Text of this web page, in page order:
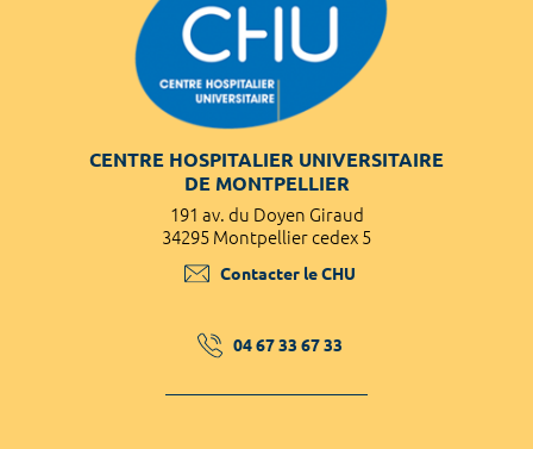
CENTRE HOSPITALIER UNIVERSITAIRE
DE MONTPELLIER
191 av. du Doyen Giraud
34295 Montpellier cedex 5
Contacter le CHU
04 67 33 67 33